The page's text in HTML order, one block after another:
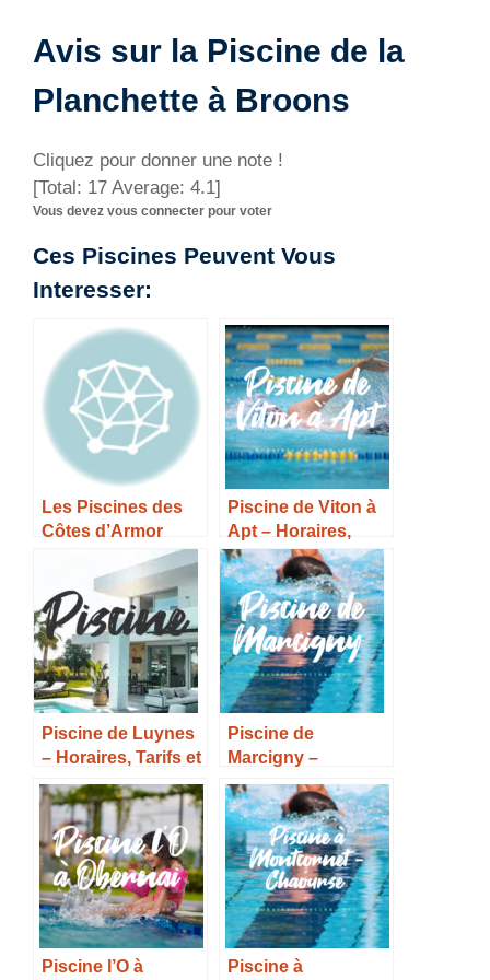
Avis sur la Piscine de la
Planchette à Broons
Cliquez pour donner une note !
[Total: 17 Average: 4.1]
Vous devez vous connecter pour voter
Ces Piscines Peuvent Vous
Interesser:
Les Piscines des
Côtes d’Armor
Piscine de Viton à
Apt – Horaires,
Tarifs et Infos –
Piscine de Luynes
– Horaires, Tarifs et
Infos –
Piscine de
Marcigny –
Horaires, Tarifs et
Infos –
Piscine l’O à Piscine à